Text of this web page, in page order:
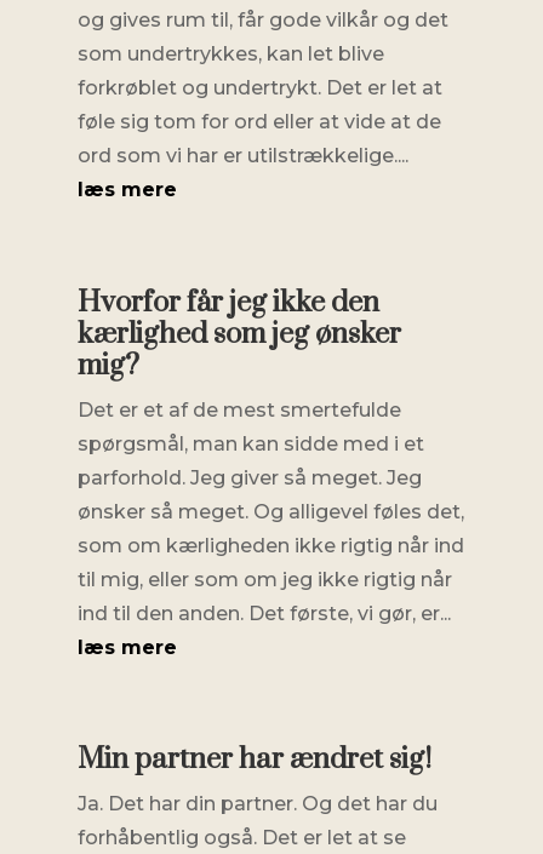
og gives rum til, får gode vilkår og det
som undertrykkes, kan let blive
forkrøblet og undertrykt. Det er let at
føle sig tom for ord eller at vide at de
ord som vi har er utilstrækkelige....
læs mere
Hvorfor får jeg ikke den
kærlighed som jeg ønsker
mig?
Det er et af de mest smertefulde
spørgsmål, man kan sidde med i et
parforhold. Jeg giver så meget. Jeg
ønsker så meget. Og alligevel føles det,
som om kærligheden ikke rigtig når ind
til mig, eller som om jeg ikke rigtig når
ind til den anden. Det første, vi gør, er...
læs mere
Min partner har ændret sig!
Ja. Det har din partner. Og det har du
forhåbentlig også. Det er let at se